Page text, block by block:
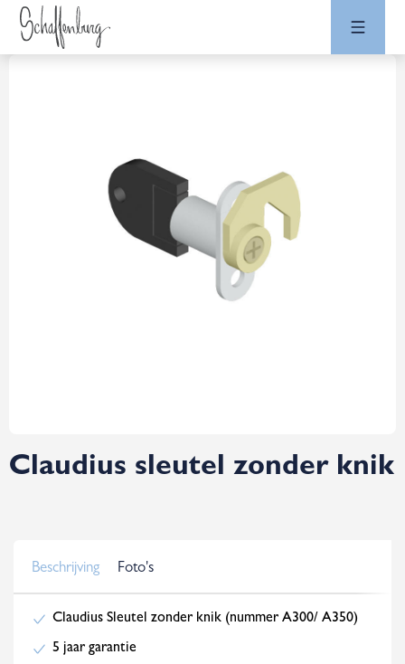
Claudius sleutel zonder knik
Beschrijving Foto's
Claudius Sleutel zonder knik (nummer A300/ A350)
5 jaar garantie